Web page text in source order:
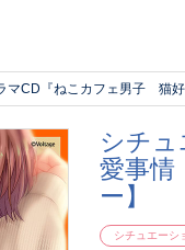
マCD『ねこカフェ男子 猫
シチ
愛事情
ー】
シチュエーシ